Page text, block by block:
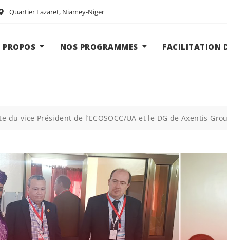
Quartier Lazaret, Niamey-Niger
PROPOS NOS PROGRAMMES FACILITATION
du vice Président de l’ECOSOCC/UA et le DG de Axentis